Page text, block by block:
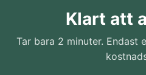
Klart att
Tar bara 2 minuter. Endast